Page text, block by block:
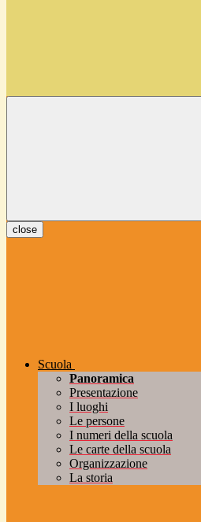
close
Scuola
Panoramica
Presentazione
I luoghi
Le persone
I numeri della scuola
Le carte della scuola
Organizzazione
La storia